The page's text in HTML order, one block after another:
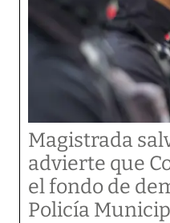
Magistrada
advierte que
el fondo de
Policía